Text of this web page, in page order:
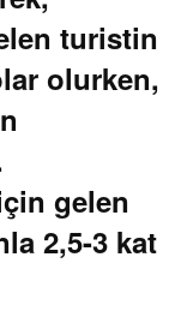
turistin
olurken,
gelen
2,5-3 kat